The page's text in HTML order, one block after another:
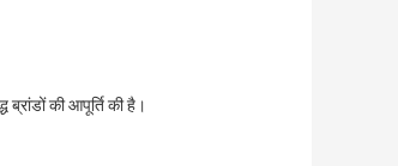
ब्रांडों की आपूर्ति की है।